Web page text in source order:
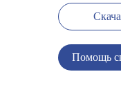
Помощь